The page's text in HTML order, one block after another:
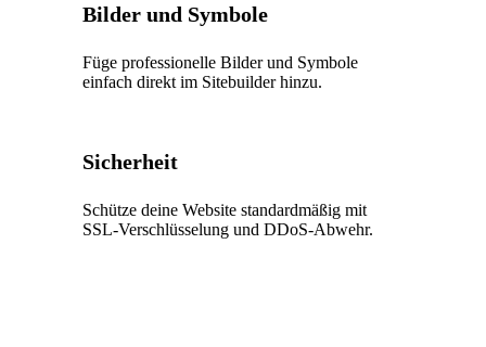
Bilder und Symbole
Füge professionelle Bilder und Symbole
einfach direkt im Sitebuilder hinzu.
Sicherheit
Schütze deine Website standardmäßig mit
SSL-Verschlüsselung und DDoS-Abwehr.